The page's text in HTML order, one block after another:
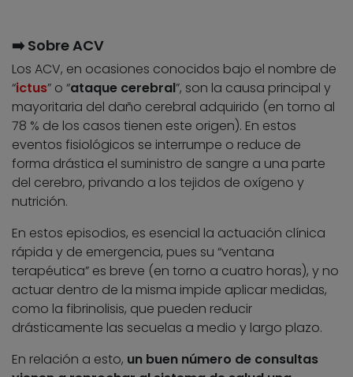
➡️ Sobre ACV
Los ACV, en ocasiones conocidos bajo el nombre de
“ictus” o “ataque cerebral”, son la causa principal y
mayoritaria del daño cerebral adquirido (en torno al
78 % de los casos tienen este origen). En estos
eventos fisiológicos se interrumpe o reduce de
forma drástica el suministro de sangre a una parte
del cerebro, privando a los tejidos de oxígeno y
nutrición.
En estos episodios, es esencial la actuación clínica
rápida y de emergencia, pues su “ventana
terapéutica” es breve (en torno a cuatro horas), y no
actuar dentro de la misma impide aplicar medidas,
como la fibrinolisis, que pueden reducir
drásticamente las secuelas a medio y largo plazo.
En relación a esto, un buen número de consultas